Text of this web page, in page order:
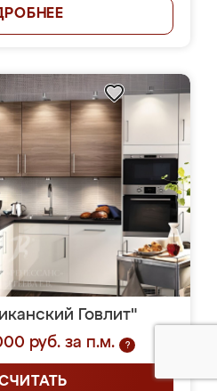
Говлит"
руб. за п.м.
?